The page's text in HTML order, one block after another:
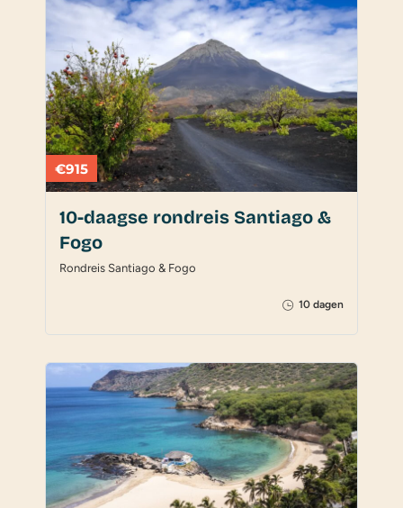
€915
10-daagse rondreis Santiago &
Fogo
Rondreis Santiago & Fogo
10 dagen